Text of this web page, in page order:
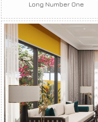
Long Number One